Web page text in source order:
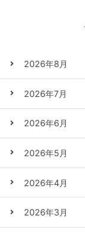
2026年8月
2026年7月
2026年6月
2026年5月
2026年4月
2026年3月